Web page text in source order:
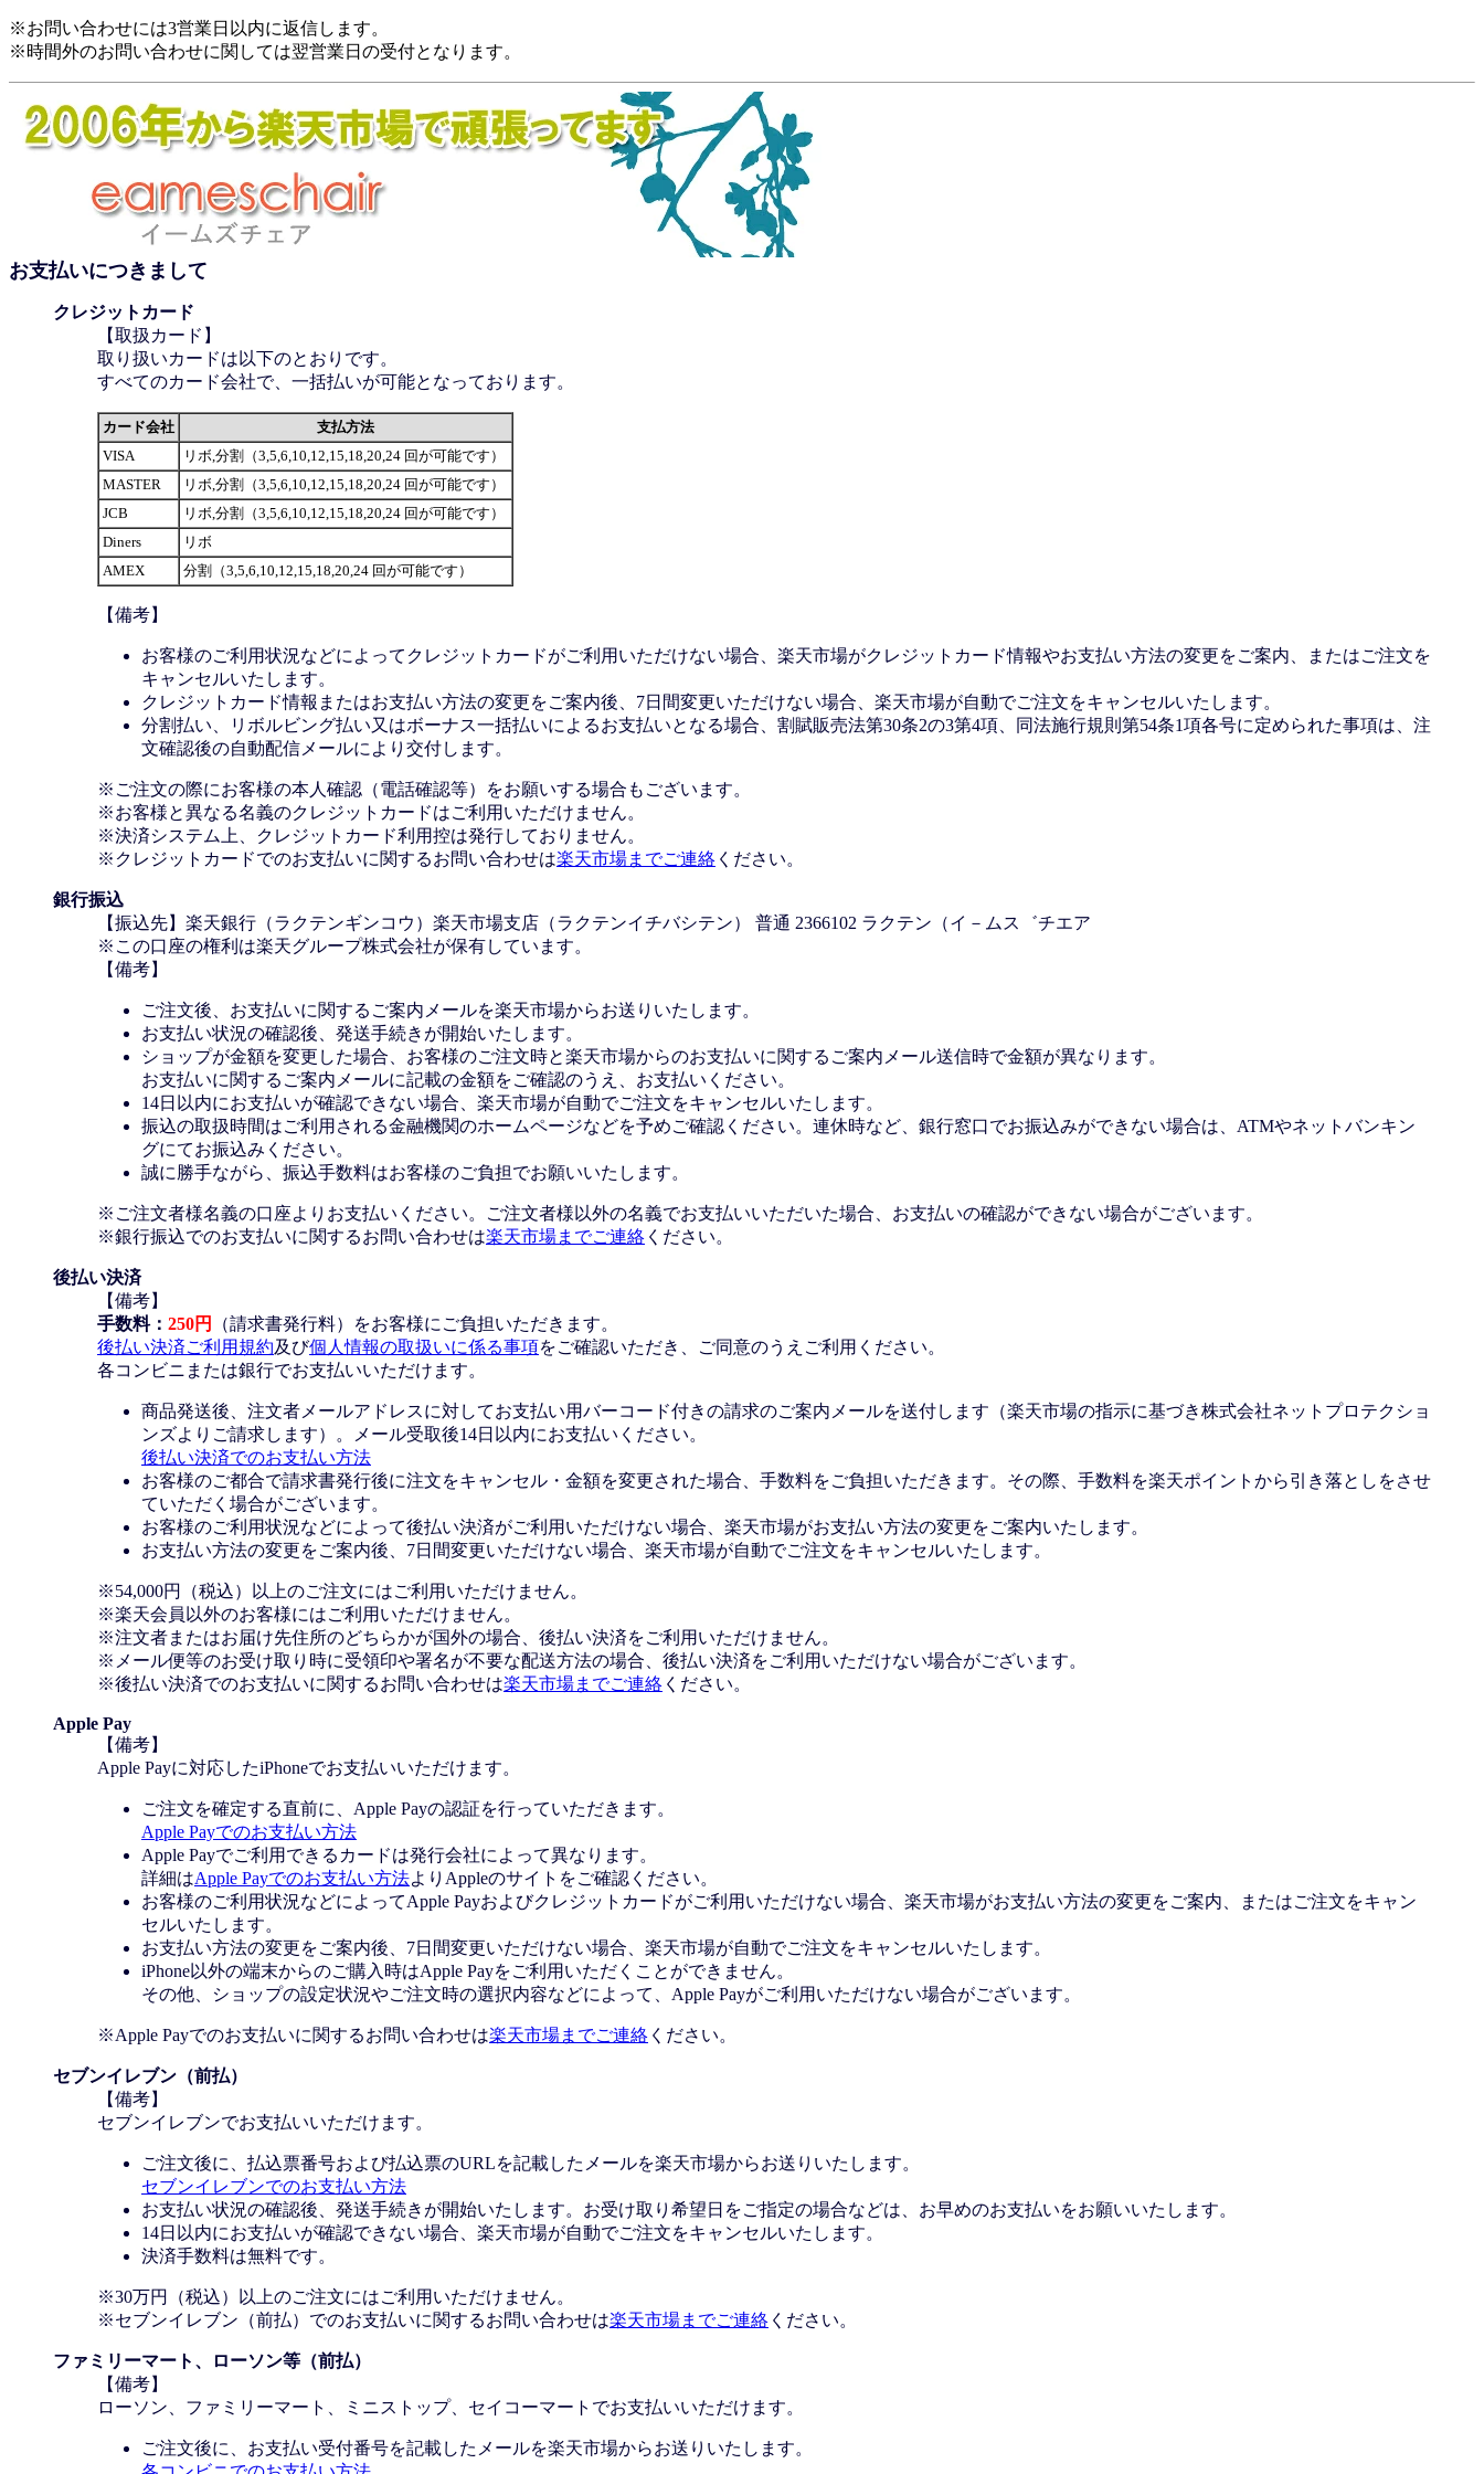
※お問い合わせには3営業日以内に返信します。
※時間外のお問い合わせに関しては翌営業日の受付となります。
お支払いにつきまして
クレジットカード
【取扱カード】
取り扱いカードは以下のとおりです。
すべてのカード会社で、一括払いが可能となっております。
カード会社
支払方法
VISA
リボ,分割（3,5,6,10,12,15,18,20,24 回が可能です）
MASTER
リボ,分割（3,5,6,10,12,15,18,20,24 回が可能です）
JCB
リボ,分割（3,5,6,10,12,15,18,20,24 回が可能です）
Diners
リボ
AMEX
分割（3,5,6,10,12,15,18,20,24 回が可能です）
【備考】
お客様のご利用状況などによってクレジットカードがご利用いただけない場合、楽天市場がクレジットカード情報やお支払い方法の変更をご案内、またはご注文を
キャンセルいたします。
クレジットカード情報またはお支払い方法の変更をご案内後、7日間変更いただけない場合、楽天市場が自動でご注文をキャンセルいたします。
分割払い、リボルビング払い又はボーナス一括払いによるお支払いとなる場合、割賦販売法第30条2の3第4項、同法施行規則第54条1項各号に定められた事項は、注
文確認後の自動配信メールにより交付します。
※ご注文の際にお客様の本人確認（電話確認等）をお願いする場合もございます。
※お客様と異なる名義のクレジットカードはご利用いただけません。
※決済システム上、クレジットカード利用控は発行しておりません。
※クレジットカードでのお支払いに関するお問い合わせは楽天市場までご連絡 ください。
銀行振込
【振込先】楽天銀行（ラクテンギンコウ）楽天市場支店（ラクテンイチバシテン） 普通 2366102 ラクテン（イ－ムス゛チエア
※この口座の権利は楽天グループ株式会社が保有しています。
【備考】
ご注文後、お支払いに関するご案内メールを楽天市場からお送りいたします。
お支払い状況の確認後、発送手続きが開始いたします。
ショップが金額を変更した場合、お客様のご注文時と楽天市場からのお支払いに関するご案内メール送信時で金額が異なります。
お支払いに関するご案内メールに記載の金額をご確認のうえ、お支払いください。
14日以内にお支払いが確認できない場合、楽天市場が自動でご注文をキャンセルいたします。
振込の取扱時間はご利用される金融機関のホームページなどを予めご確認ください。連休時など、銀行窓口でお振込みができない場合は、ATMやネットバンキン
グにてお振込みください。
誠に勝手ながら、振込手数料はお客様のご負担でお願いいたします。
※ご注文者様名義の口座よりお支払いください。ご注文者様以外の名義でお支払いいただいた場合、お支払いの確認ができない場合がございます。
※銀行振込でのお支払いに関するお問い合わせは楽天市場までご連絡 ください。
後払い決済
【備考】
手数料： 250円
（請求書発行料）をお客様にご負担いただきます。
後払い決済ご利用規約及び個人情報の取扱いに係る事項をご確認いただき、ご同意のうえご利用ください。
各コンビニまたは銀行でお支払いいただけます。
商品発送後、注文者メールアドレスに対してお支払い用バーコード付きの請求のご案内メールを送付します（楽天市場の指示に基づき株式会社ネットプロテクショ
ンズよりご請求します）。メール受取後14日以内にお支払いください。
後払い決済でのお支払い方法
お客様のご都合で請求書発行後に注文をキャンセル・金額を変更された場合、手数料をご負担いただきます。その際、手数料を楽天ポイントから引き落としをさせ
ていただく場合がございます。
お客様のご利用状況などによって後払い決済がご利用いただけない場合、楽天市場がお支払い方法の変更をご案内いたします。
お支払い方法の変更をご案内後、7日間変更いただけない場合、楽天市場が自動でご注文をキャンセルいたします。
※54,000円（税込）以上のご注文にはご利用いただけません。
※楽天会員以外のお客様にはご利用いただけません。
※注文者またはお届け先住所のどちらかが国外の場合、後払い決済をご利用いただけません。
※メール便等のお受け取り時に受領印や署名が不要な配送方法の場合、後払い決済をご利用いただけない場合がございます。
※後払い決済でのお支払いに関するお問い合わせは楽天市場までご連絡 ください。
Apple Pay
【備考】
Apple Payに対応したiPhoneでお支払いいただけます。
ご注文を確定する直前に、Apple Payの認証を行っていただきます。
Apple Payでのお支払い方法
Apple Payでご利用できるカードは発行会社によって異なります。
詳細はApple Payでのお支払い方法よりAppleのサイトをご確認ください。
お客様のご利用状況などによってApple Payおよびクレジットカードがご利用いただけない場合、楽天市場がお支払い方法の変更をご案内、またはご注文をキャン
セルいたします。
お支払い方法の変更をご案内後、7日間変更いただけない場合、楽天市場が自動でご注文をキャンセルいたします。
iPhone以外の端末からのご購入時はApple Payをご利用いただくことができません。
その他、ショップの設定状況やご注文時の選択内容などによって、Apple Payがご利用いただけない場合がございます。
※Apple Payでのお支払いに関するお問い合わせは楽天市場までご連絡 ください。
セブンイレブン（前払）
【備考】
セブンイレブンでお支払いいただけます。
ご注文後に、払込票番号および払込票のURLを記載したメールを楽天市場からお送りいたします。
セブンイレブンでのお支払い方法
お支払い状況の確認後、発送手続きが開始いたします。お受け取り希望日をご指定の場合などは、お早めのお支払いをお願いいたします。
14日以内にお支払いが確認できない場合、楽天市場が自動でご注文をキャンセルいたします。
決済手数料は無料です。
※30万円（税込）以上のご注文にはご利用いただけません。
※セブンイレブン（前払）でのお支払いに関するお問い合わせは楽天市場までご連絡 ください。
ファミリーマート、ローソン等（前払）
【備考】
ローソン、ファミリーマート、ミニストップ、セイコーマートでお支払いいただけます。
ご注文後に、お支払い受付番号を記載したメールを楽天市場からお送りいたします。